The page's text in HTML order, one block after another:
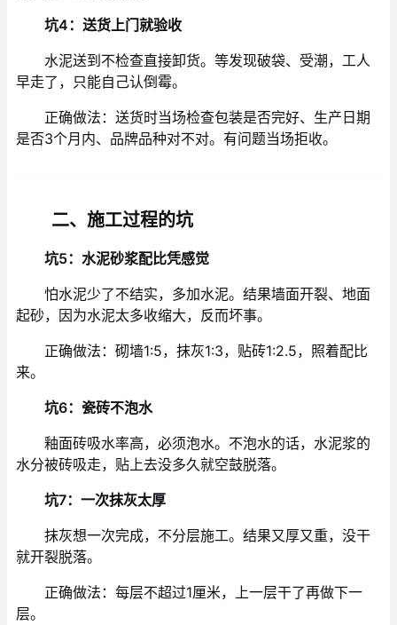
坑4：送货上门就验收
水泥送到不检查直接卸货。等发现破袋、受潮，工人
早走了，只能自己认倒霉。
正确做法：送货时当场检查包装是否完好、生产日期
是否3个月内、品牌品种对不对。有问题当场拒收。
二、施工过程的坑
坑5：水泥砂浆配比凭感觉
怕水泥少了不结实，多加水泥。结果墙面开裂、地面
起砂，因为水泥太多收缩大，反而坏事。
正确做法：砌墙1:5，抹灰1:3，贴砖1:2.5，照着配比
来。
坑6：瓷砖不泡水
釉面砖吸水率高，必须泡水。不泡水的话，水泥浆的
水分被砖吸走，贴上去没多久就空鼓脱落。
坑7：一次抹灰太厚
抹灰想一次完成，不分层施工。结果又厚又重，没干
就开裂脱落。
正确做法：每层不超过1厘米，上一层干了再做下一
层。